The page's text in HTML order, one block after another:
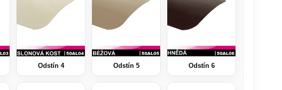
Odstín 4 Odstín 5 Odstín 6